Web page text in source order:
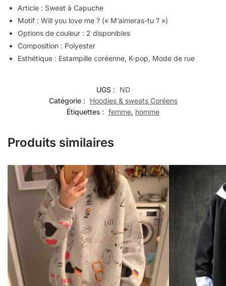
Article : Sweat à Capuche
Motif : Will you love me ? (« M’aimeras-tu ? »)
Options de couleur : 2 disponibles
Composition : Polyester
Esthétique : Estampille coréenne, K-pop, Mode de rue
UGS :
ND
Catégorie :
Hoodies & sweats Coréens
Étiquettes : femme, homme
Produits similaires